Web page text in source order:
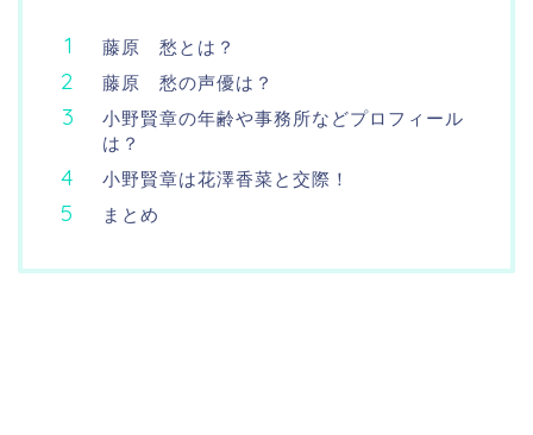
藤原 愁とは？
藤原 愁の声優は？
小野賢章の年齢や事務所などプロフィール
は？
小野賢章は花澤香菜と交際！
まとめ